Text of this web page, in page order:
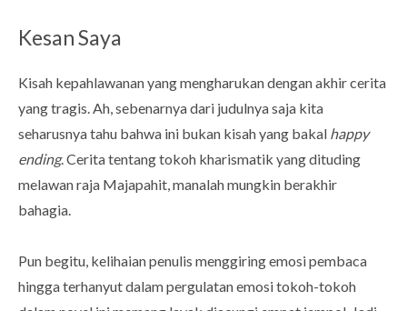
Kesan Saya
Kisah kepahlawanan yang mengharukan dengan akhir cerita
yang tragis. Ah, sebenarnya dari judulnya saja kita
seharusnya tahu bahwa ini bukan kisah yang bakal happy
ending. Cerita tentang tokoh kharismatik yang dituding
melawan raja Majapahit, manalah mungkin berakhir
bahagia.
Pun begitu, kelihaian penulis menggiring emosi pembaca
hingga terhanyut dalam pergulatan emosi tokoh-tokoh